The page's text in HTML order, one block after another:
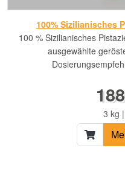
100% Sizilianisches
100 % Sizilianisches
ausgewählte
3 kg